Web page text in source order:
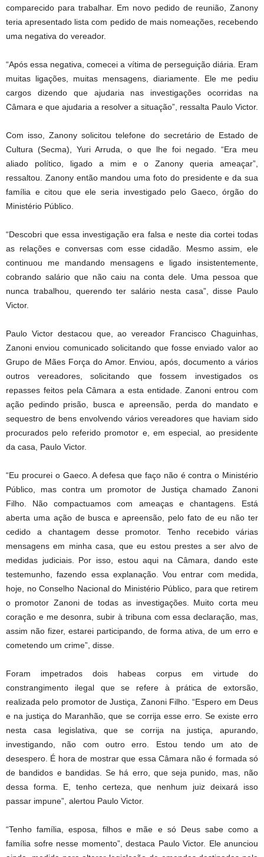
comparecido para trabalhar. Em novo pedido de reunião, Zanony
teria apresentado lista com pedido de mais nomeações, recebendo
uma negativa do vereador.
“Após essa negativa, comecei a vítima de perseguição diária. Eram
muitas ligações, muitas mensagens, diariamente. Ele me pediu
cargos dizendo que ajudaria nas investigações ocorridas na
Câmara e que ajudaria a resolver a situação”, ressalta Paulo Victor.
Com isso, Zanony solicitou telefone do secretário de Estado de
Cultura (Secma), Yuri Arruda, o que lhe foi negado. “Era meu
aliado político, ligado a mim e o Zanony queria ameaçar”,
ressaltou. Zanony então mandou uma foto do presidente e da sua
família e citou que ele seria investigado pelo Gaeco, órgão do
Ministério Público.
“Descobri que essa investigação era falsa e neste dia cortei todas
as relações e conversas com esse cidadão. Mesmo assim, ele
continuou me mandando mensagens e ligado insistentemente,
cobrando salário que não caiu na conta dele. Uma pessoa que
nunca trabalhou, querendo ter salário nesta casa”, disse Paulo
Victor.
Paulo Victor destacou que, ao vereador Francisco Chaguinhas,
Zanoni enviou comunicado solicitando que fosse enviado valor ao
Grupo de Mães Força do Amor. Enviou, após, documento a vários
outros vereadores, solicitando que fossem investigados os
repasses feitos pela Câmara a esta entidade. Zanoni entrou com
ação pedindo prisão, busca e apreensão, perda do mandato e
sequestro de bens envolvendo vários vereadores que haviam sido
procurados pelo referido promotor e, em especial, ao presidente
da casa, Paulo Victor.
“Eu procurei o Gaeco. A defesa que faço não é contra o Ministério
Público, mas contra um promotor de Justiça chamado Zanoni
Filho. Não compactuamos com ameaças e chantagens. Está
aberta uma ação de busca e apreensão, pelo fato de eu não ter
cedido a chantagem desse promotor. Tenho recebido várias
mensagens em minha casa, que eu estou prestes a ser alvo de
medidas judiciais. Por isso, estou aqui na Câmara, dando este
testemunho, fazendo essa explanação. Vou entrar com medida,
hoje, no Conselho Nacional do Ministério Público, para que retirem
o promotor Zanoni de todas as investigações. Muito corta meu
coração e me desonra, subir à tribuna com essa declaração, mas,
assim não fizer, estarei participando, de forma ativa, de um erro e
cometendo um crime”, disse.
Foram impetrados dois habeas corpus em virtude do
constrangimento ilegal que se refere à prática de extorsão,
realizada pelo promotor de Justiça, Zanoni Filho. “Espero em Deus
e na justiça do Maranhão, que se corrija esse erro. Se existe erro
nesta casa legislativa, que se corrija na justiça, apurando,
investigando, não com outro erro. Estou tendo um ato de
desespero. É hora de mostrar que essa Câmara não é formada só
de bandidos e bandidas. Se há erro, que seja punido, mas, não
dessa forma. E, tenho certeza, que nenhum juiz deixará isso
passar impune”, alertou Paulo Victor.
“Tenho família, esposa, filhos e mãe e só Deus sabe como a
família sofre nesse momento”, destaca Paulo Victor. Ele anunciou